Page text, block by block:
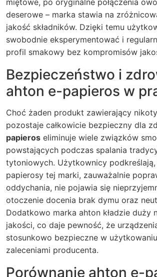
miętowe, po oryginalne połączenia
deserowe – marka stawia na
jakość składników. Dzięki temu
swobodnie eksperymentować i
profil smakowy bez kompromisów
Bezpieczeństwo i
ahton e-papieros w
Choć żaden produkt zawierający
pozostaje całkowicie bezpieczny dla
papieros eliminuje wiele związków
powstających podczas spalania
tytoniowych. Użytkownicy
papierosy tej marki, zauważalnie
oddychania, nie pojawia się
otoczenie docenia brak dymu oraz
Dodatkowo marka ahton kładzie duży
jakości, co daje pewność, że
stosunkowo bezpieczne w
zaleceniami producenta.
Porównanie ahton e-